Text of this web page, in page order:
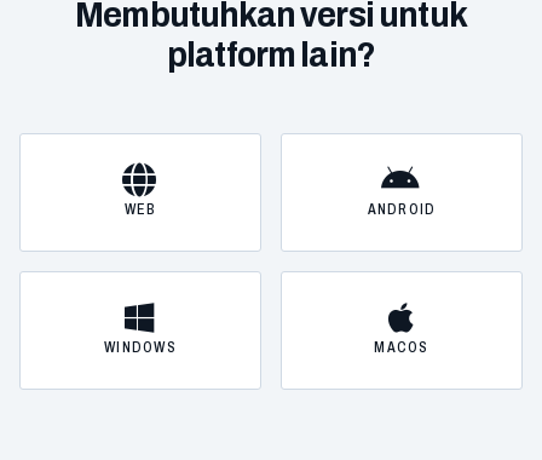
Membutuhkan versi untuk
platform lain?
WEB ANDROID
WINDOWS MACOS